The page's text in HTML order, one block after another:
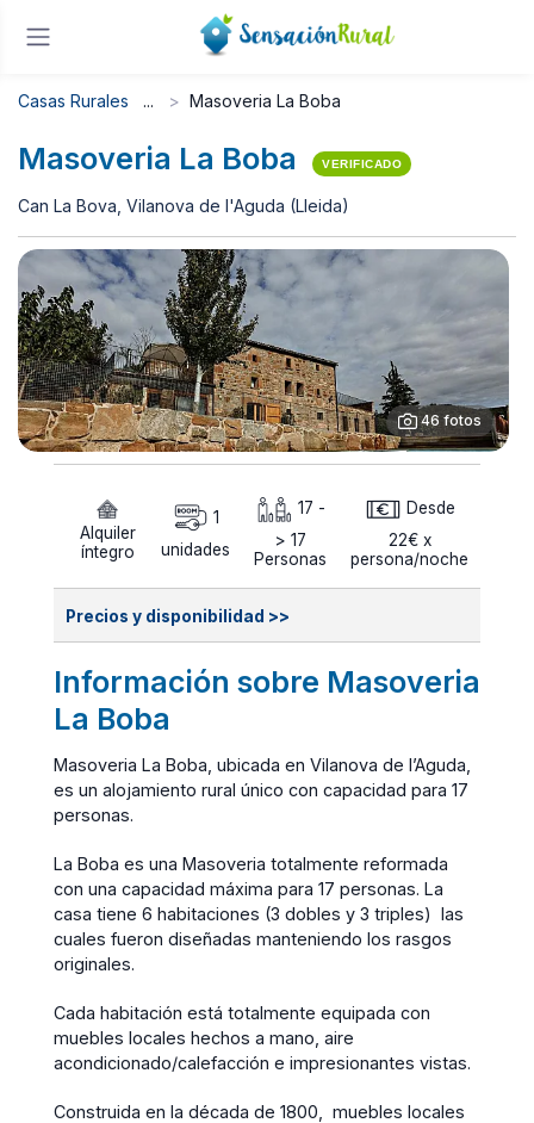
Casas Rurales Masoveria La Boba
Masoveria La Boba VERIFICADO
Can La Bova, Vilanova de l'Aguda (Lleida)
46 fotos
Alquiler
íntegro
1
unidades
17 -
> 17
Personas
Desde
22€ x
persona/noche
Precios y disponibilidad >>
Información sobre Masoveria
La Boba
Masoveria La Boba, ubicada en Vilanova de l’Aguda,
es un alojamiento rural único con capacidad para 17
personas.
La Boba es una Masoveria totalmente reformada
con una capacidad máxima para 17 personas. La
casa tiene 6 habitaciones (3 dobles y 3 triples) las
cuales fueron diseñadas manteniendo los rasgos
originales.
Cada habitación está totalmente equipada con
muebles locales hechos a mano, aire
acondicionado/calefacción e impresionantes vistas.
Construida en la década de 1800, muebles locales